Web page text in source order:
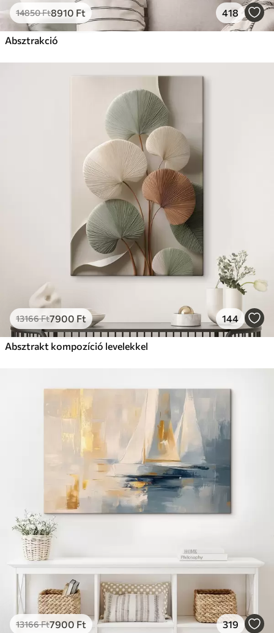
14850Ft8910 Ft 418
Absztrakció
13166Ft7900 Ft 144
Absztrakt kompozíció levelekkel
13166Ft7900 Ft 319